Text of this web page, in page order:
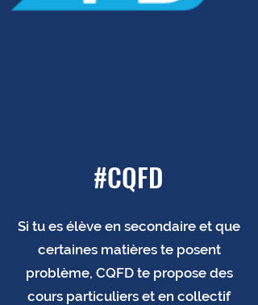
#CQFD
Si tu es élève en secondaire et que
certaines matières te posent
problème, CQFD te propose des
cours particuliers et en collectif